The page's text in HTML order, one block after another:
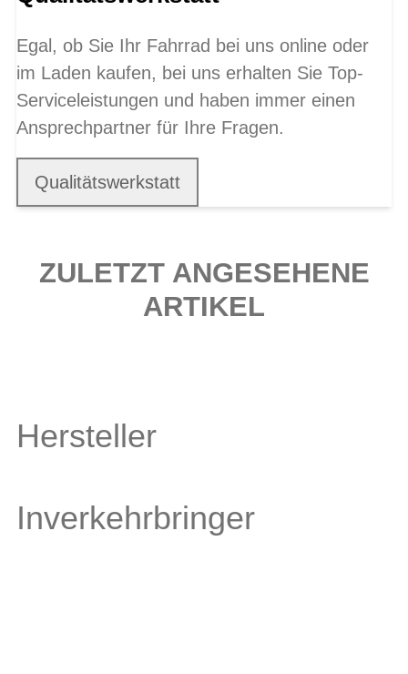
Egal, ob Sie Ihr Fahrrad bei uns online oder
im Laden kaufen, bei uns erhalten Sie Top-
Serviceleistungen und haben immer einen
Ansprechpartner für Ihre Fragen.
Qualitätswerkstatt
ZULETZT ANGESEHENE
ARTIKEL
Hersteller
Inverkehrbringer